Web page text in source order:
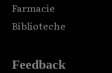
Farmacie
Biblioteche
Feedback